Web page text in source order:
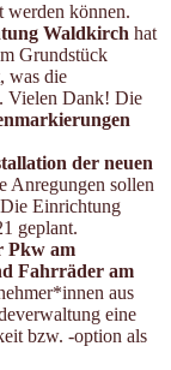
werden können.
Waldkirch hat
Grundstück
was die
Vielen Dank! Die
der neuen
Anregungen sollen
Einrichtung
geplant.
Pkw am
Fahrräder am
aus
eine
bzw. -option als